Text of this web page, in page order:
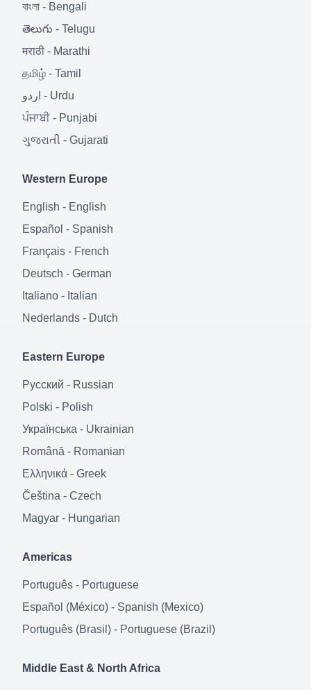
বাংলা - Bengali
తెలుగు - Telugu
मराठी - Marathi
தமிழ் - Tamil
اردو - Urdu
ਪੰਜਾਬੀ - Punjabi
ગુજરાતી - Gujarati
Western Europe
English - English
Español - Spanish
Français - French
Deutsch - German
Italiano - Italian
Nederlands - Dutch
Eastern Europe
Русский - Russian
Polski - Polish
Українська - Ukrainian
Română - Romanian
Ελληνικά - Greek
Čeština - Czech
Magyar - Hungarian
Americas
Português - Portuguese
Español (México) - Spanish (Mexico)
Português (Brasil) - Portuguese (Brazil)
Middle East & North Africa